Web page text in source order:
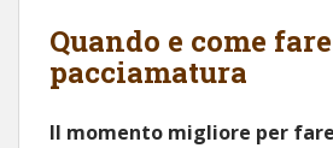
Quando e come
pacciamatura
Il momento migliore per